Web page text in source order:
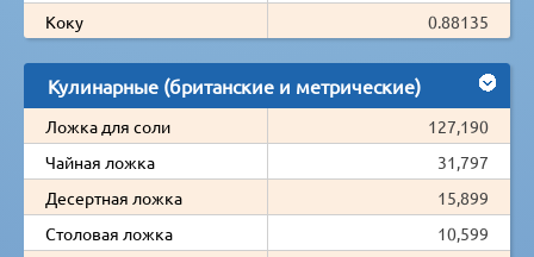
Коку
0.88135
Кулинарные (британские и метрические)
Ложка для соли
127,190
Чайная ложка
31,797
Десертная ложка
15,899
Столовая ложка
10,599